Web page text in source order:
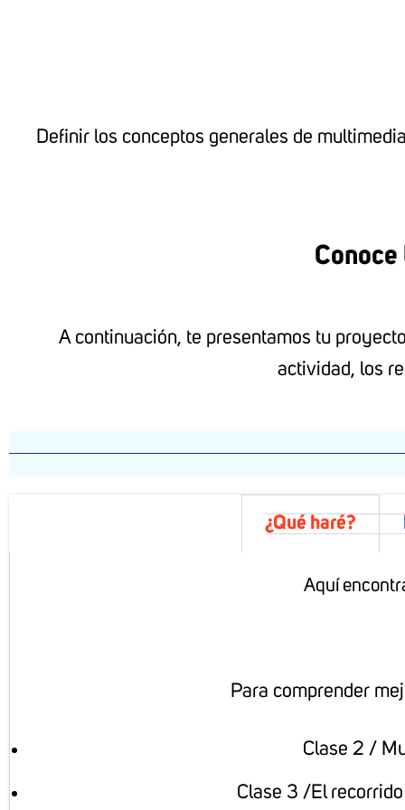
Definir los conceptos generales de
A continuación, te presentamos tu
actividad, los
¿Qué haré?
Aquí
Para comprender
Clase 2 /
Clase 3 /El